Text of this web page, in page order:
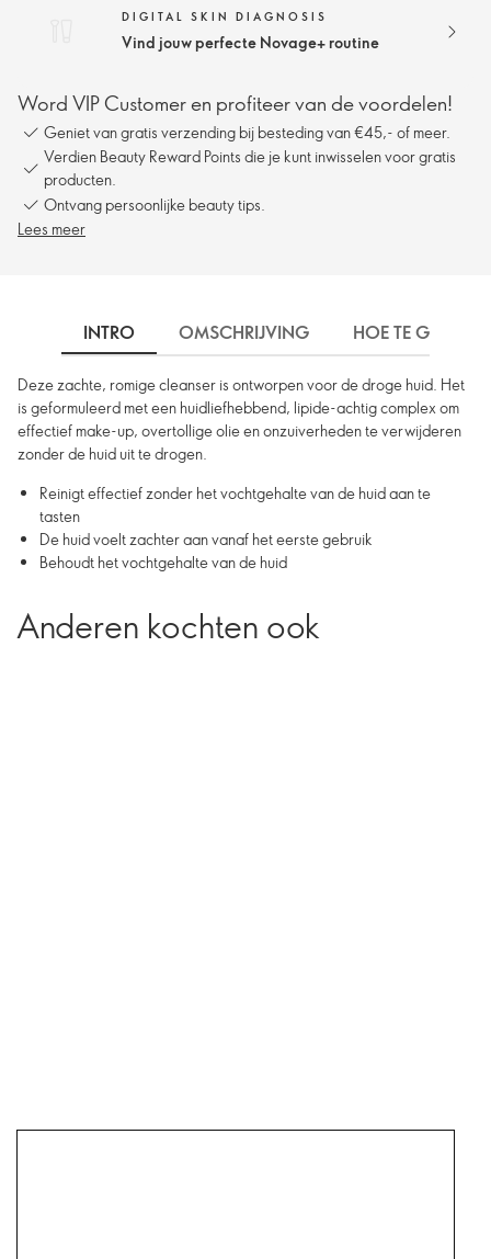
DIGITAL SKIN DIAGNOSIS
Vind jouw perfecte Novage+ routine
Word VIP Customer en profiteer van de voordelen!
Geniet van gratis verzending bij besteding van €45,- of meer.
Verdien Beauty Reward Points die je kunt inwisselen voor gratis
producten.
Ontvang persoonlijke beauty tips.
Lees meer
INTRO OMSCHRIJVING HOE TE
Deze zachte, romige cleanser is ontworpen voor de droge huid. Het
is geformuleerd met een huidliefhebbend, lipide-achtig complex om
effectief make-up, overtollige olie en onzuiverheden te verwijderen
zonder de huid uit te drogen.
Reinigt effectief zonder het vochtgehalte van de huid aan te
tasten
De huid voelt zachter aan vanaf het eerste gebruik
Behoudt het vochtgehalte van de huid
Anderen kochten ook